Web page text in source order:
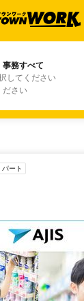
事務すべて
してください
ださい
事務すべて
パート